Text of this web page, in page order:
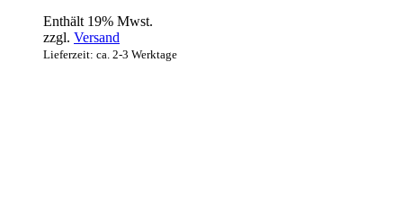
Enthält 19% Mwst.
zzgl. Versand
Lieferzeit: ca. 2-3 Werktage